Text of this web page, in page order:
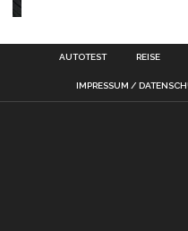
AUTOTEST REISE
IMPRESSUM /